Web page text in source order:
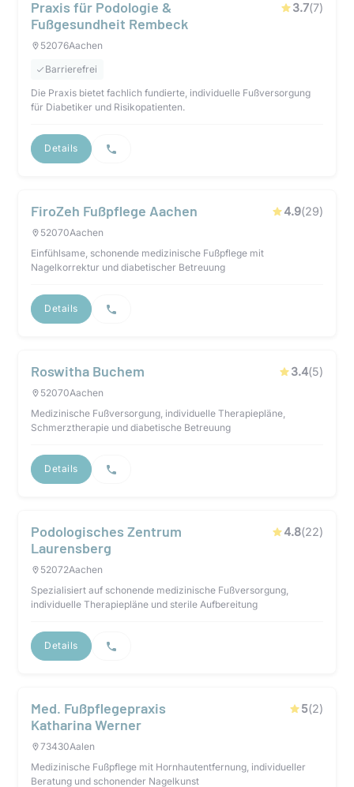
Praxis für Podologie &
Fußgesundheit Rembeck
3.7(7)
52076Aachen
Barrierefrei
Die Praxis bietet fachlich fundierte, individuelle Fußversorgung
für Diabetiker und Risikopatienten.
Details
FiroZeh Fußpflege Aachen 4.9(29)
52070Aachen
Einfühlsame, schonende medizinische Fußpflege mit
Nagelkorrektur und diabetischer Betreuung
Details
Roswitha Buchem 3.4(5)
52070Aachen
Medizinische Fußversorgung, individuelle Therapiepläne,
Schmerztherapie und diabetische Betreuung
Details
Podologisches Zentrum
Laurensberg
4.8(22)
52072Aachen
Spezialisiert auf schonende medizinische Fußversorgung,
individuelle Therapiepläne und sterile Aufbereitung
Details
Med. Fußpflegepraxis
Katharina Werner
5(2)
73430Aalen
Medizinische Fußpflege mit Hornhautentfernung, individueller
Beratung und schonender Nagelkunst